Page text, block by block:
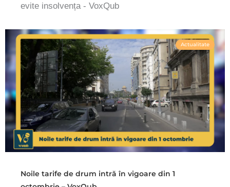
evite insolvența - VoxQub
Actualitate
Noile tarife de drum intră în vigoare din 1